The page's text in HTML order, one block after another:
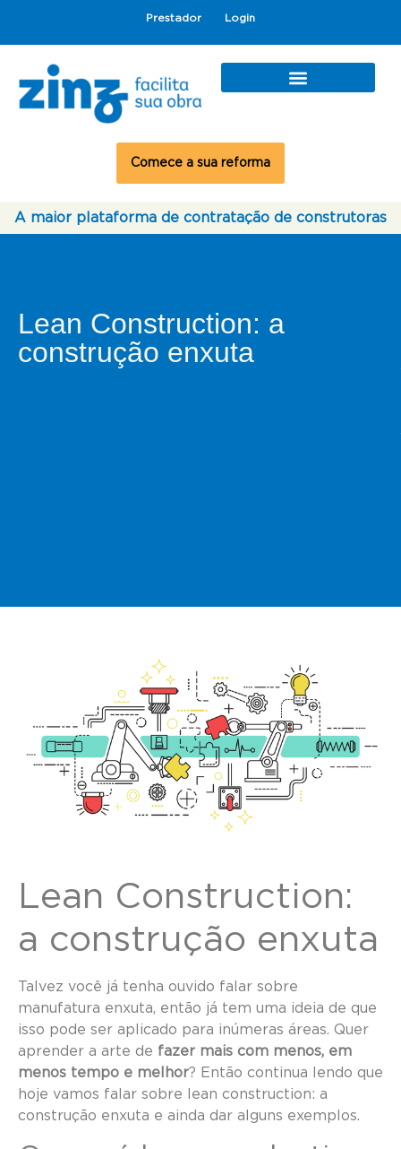
Prestador Login
Comece a sua reforma
A maior plataforma de contratação de construtoras
Lean Construction: a
construção enxuta
Lean Construction:
a construção enxuta
Talvez você já tenha ouvido falar sobre
manufatura enxuta, então já tem uma ideia de que
isso pode ser aplicado para inúmeras áreas. Quer
aprender a arte de fazer mais com menos, em
menos tempo e melhor? Então continua lendo que
hoje vamos falar sobre lean construction: a
construção enxuta e ainda dar alguns exemplos.